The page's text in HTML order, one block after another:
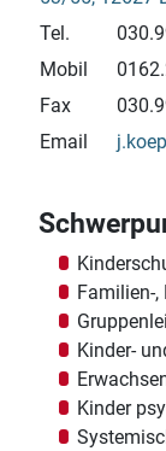
Tel.
Mobil
Fax
Email
Familien-,
Kinder-
Kinder